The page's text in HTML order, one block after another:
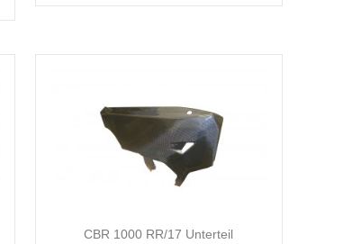
CBR 1000 RR/17 Unterteil